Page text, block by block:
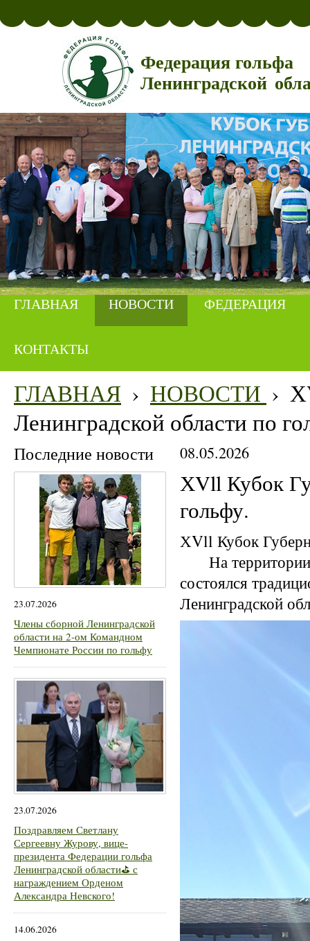
Федерация гольфа
Ленинградской
ГЛАВНАЯ НОВОСТИ ФЕДЕРАЦИЯ
КОНТАКТЫ
ГЛАВНАЯ › НОВОСТИ ›
Ленинградской области по
Последние новости
23.07.2026
Члены сборной Ленинградской
области на 2-ом Командном
Чемпионате России по гольфу
23.07.2026
Поздравляем Светлану
Сергеевну Журову, вице-
президента Федерации гольфа
Ленинградской области⛳ с
награждением Орденом
Александра Невского!
14.06.2026
08.05.2026
ХVll Кубок
гольфу.
ХVll Кубок
На территории
состоялся
Ленинградской